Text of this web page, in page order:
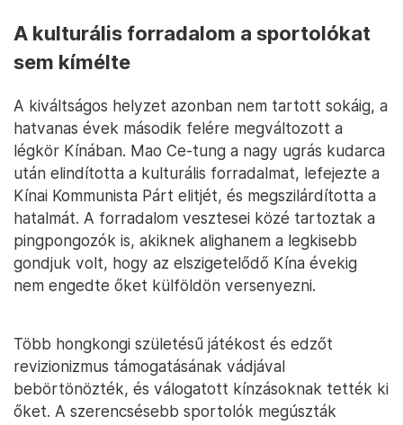
A kulturális forradalom a sportolókat
sem kímélte
A kiváltságos helyzet azonban nem tartott sokáig, a
hatvanas évek második felére megváltozott a
légkör Kínában. Mao Ce-tung a nagy ugrás kudarca
után elindította a kulturális forradalmat, lefejezte a
Kínai Kommunista Párt elitjét, és megszilárdította a
hatalmát. A forradalom vesztesei közé tartoztak a
pingpongozók is, akiknek alighanem a legkisebb
gondjuk volt, hogy az elszigetelődő Kína évekig
nem engedte őket külföldön versenyezni.
Több hongkongi születésű játékost és edzőt
revizionizmus támogatásának vádjával
bebörtönözték, és válogatott kínzásoknak tették ki
őket. A szerencsésebb sportolók megúszták